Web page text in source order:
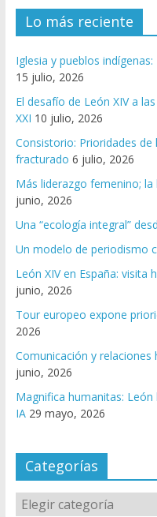
Lo más reciente
Iglesia y pueblos
15 julio, 2026
El desafío de León XIV a
XXI 10 julio, 2026
Consistorio: Prioridades
fracturado 6 julio, 2026
Más liderazgo femenino;
junio, 2026
Una “ecología integral”
Un modelo de periodismo
León XIV en España:
junio, 2026
Tour europeo expone
2026
Comunicación y
junio, 2026
Magnifica humanitas:
IA 29 mayo, 2026
Categorías